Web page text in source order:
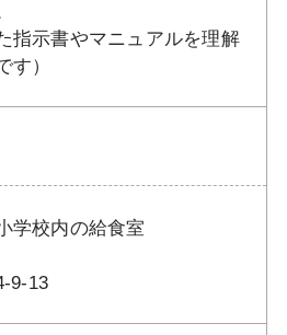
指示書やマニュアルを理解
す）
学校内の給食室
9-13